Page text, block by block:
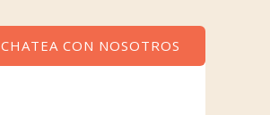
CHATEA CON NOSOTROS